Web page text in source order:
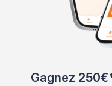
Gagnez